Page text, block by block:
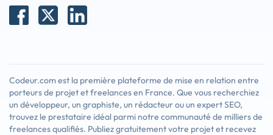
Codeur.com est la première plateforme de mise en relation entre
porteurs de projet et freelances en France. Que vous recherchiez
un développeur, un graphiste, un rédacteur ou un expert SEO,
trouvez le prestataire idéal parmi notre communauté de milliers de
freelances qualifiés. Publiez gratuitement votre projet et recevez